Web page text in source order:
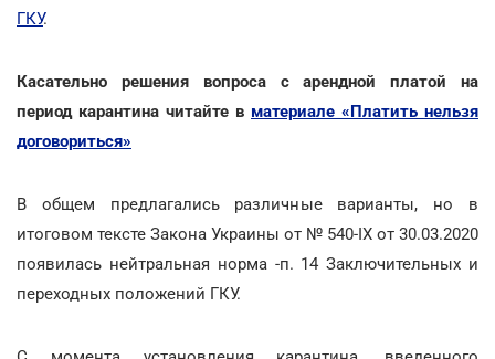
ГКУ.
Касательно решения вопроса с арендной платой на
период карантина читайте в материале «Платить нельзя
договориться»
В общем предлагались различные варианты, но в
итоговом тексте Закона Украины от № 540-IX от 30.03.2020
появилась нейтральная норма -п. 14 Заключительных и
переходных положений ГКУ.